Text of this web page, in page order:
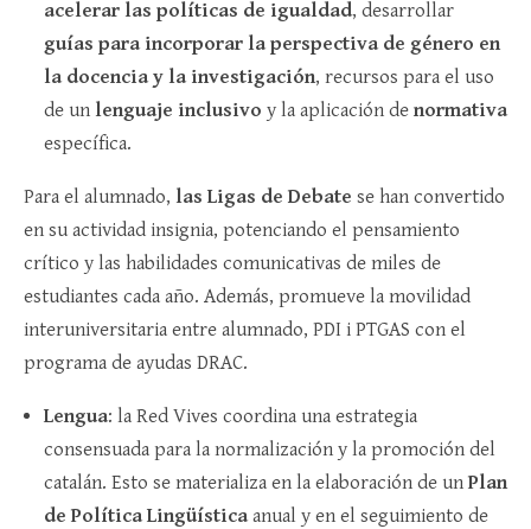
acelerar las políticas de igualdad, desarrollar
guías para incorporar la perspectiva de género en
la docencia y la investigación, recursos para el uso
de un lenguaje inclusivo y la aplicación de normativa
específica.
Para el alumnado, las Ligas de Debate se han convertido
en su actividad insignia, potenciando el pensamiento
crítico y las habilidades comunicativas de miles de
estudiantes cada año. Además, promueve la movilidad
interuniversitaria entre alumnado, PDI i PTGAS con el
programa de ayudas DRAC.
Lengua: la Red Vives coordina una estrategia
consensuada para la normalización y la promoción del
catalán. Esto se materializa en la elaboración de un Plan
de Política Lingüísticaanual y en el seguimiento de